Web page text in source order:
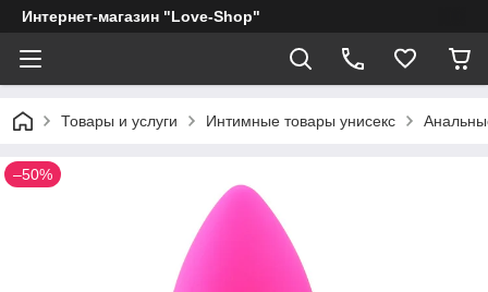
Интернет-магазин "Love-Shop"
Товары и услуги Интимные товары унисекс
–50%